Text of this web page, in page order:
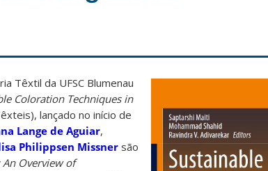
Têxtil da UFSC Blumenau
Coloration Techniques in
lançado no início de
Lange de Aguiar,
Philippsen Missnersão
Overview of